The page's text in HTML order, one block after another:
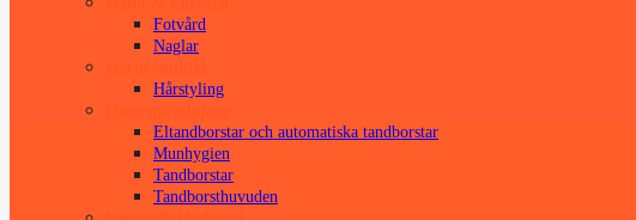
Fotvård
Naglar
Hårstyling
Eltandborstar och automatiska tandborstar
Munhygien
Tandborstar
Tandborsthuvuden